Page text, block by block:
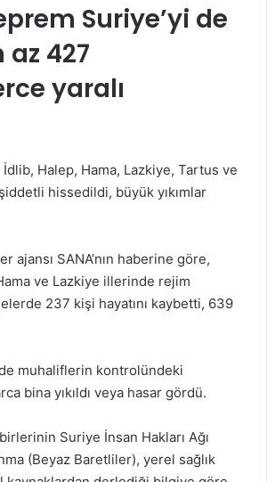
Suriye’yi de
az 427
yaralı
Halep, Hama, Lazkiye, Tartus ve
hissedildi, büyük yıkımlar
ajansı SANA’nın haberine göre,
ve Lazkiye illerinde rejim
237 kişi hayatını kaybetti, 639
muhaliflerin kontrolündeki
bina yıkıldı veya hasar gördü.
Suriye İnsan Hakları Ağı
(Beyaz Baretliler), yerel sağlık